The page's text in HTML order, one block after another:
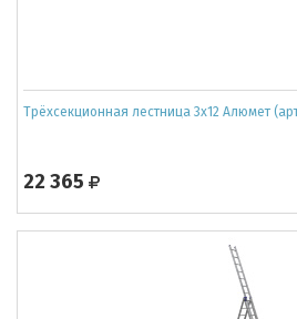
Трёхсекционная лестница 3х12 Алюмет
22 365